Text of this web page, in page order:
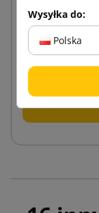
Wysyłka do:
Polska